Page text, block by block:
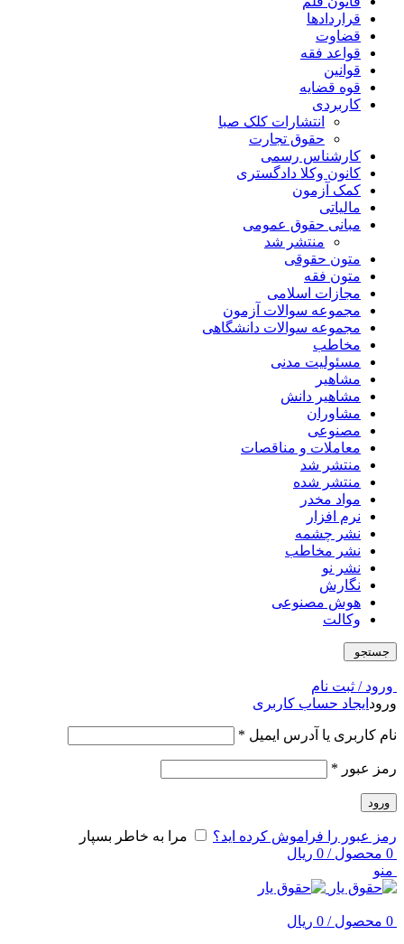
قراردادها
قضاوت
قواعد فقه
قوانین
قوه قضایه
کاربردی
انتشارات کلک صبا
حقوق تجارت
کارشناس رسمی
کانون وکلا دادگستری
کمک آزمون
مالیاتی
مبانی حقوق عمومی
منتشر شد
متون حقوقی
متون فقه
مجازات اسلامی
مجموعه سوالات آزمون
مجموعه سوالات دانشگاهی
مخاطب
مسئولیت مدنی
مشاهیر
مشاهیر دانش
مشاوران
مصنوعی
معاملات و مناقصات
منتشر شد
منتشر شده
مواد مخدر
نرم افزار
نشر چشمه
نشر مخاطب
نشر نو
نگارش
هوش مصنوعی
وکالت
جستجو
ورود / ثبت نام
ورود ایجاد حساب کاربری
نام کاربری یا آدرس ایمیل *
رمز عبور *
ورود
رمز عبور را فراموش کرده اید؟
مرا به خاطر بسپار
0 محصول /
0 ریال
منو
0 محصول /
0 ریال